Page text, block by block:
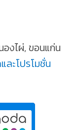
งไผ่, ขอนแก่น
ะโปรโมชั่น